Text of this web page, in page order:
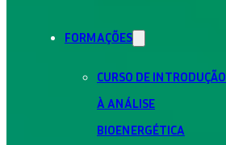
FORMAÇÕES
CURSO DE INTRODUÇÃO
À ANÁLISE
BIOENERGÉTICA